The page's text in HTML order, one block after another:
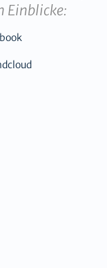
Einblicke: